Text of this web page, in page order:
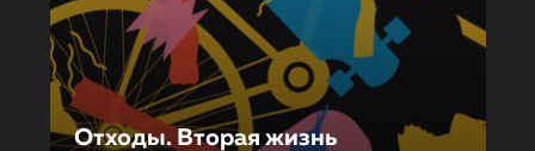
Отходы. Вторая жизнь